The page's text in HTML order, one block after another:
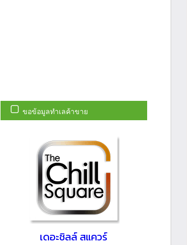
ขอข้อมูลทำเลค้าขาย
เดอะชิลล์ สแควร์